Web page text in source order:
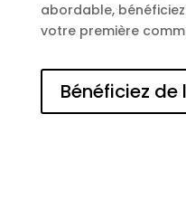
abordable,
votre première
Bénéficiez de